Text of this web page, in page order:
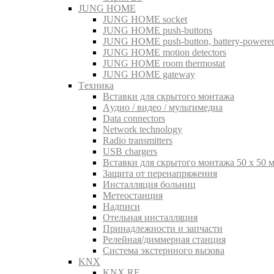
JUNG HOME
JUNG HOME socket
JUNG HOME push-buttons
JUNG HOME push-button, battery-
JUNG HOME motion detectors
JUNG HOME room thermostat
JUNG HOME gateway
Tехника
Вставки для скрытого монтажа
Aудио / видео / мультимедиа
Data connectors
Network technology
Radio transmitters
USB chargers
Вставки для скрытого монтажа 50 x 50
Защита от перенапряжения
Инсталляция больниц
Метеостанция
Надписи
Отельная инсталляция
Принадлежности и запчасти
Релейная/диммерная станция
Система экстернного вызова
KNX